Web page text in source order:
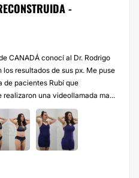
-
CANADÁ conocí al Dr. Rodrigo
resultados de sus px. Me puse
de pacientes Rubí que
una videollamada ma...